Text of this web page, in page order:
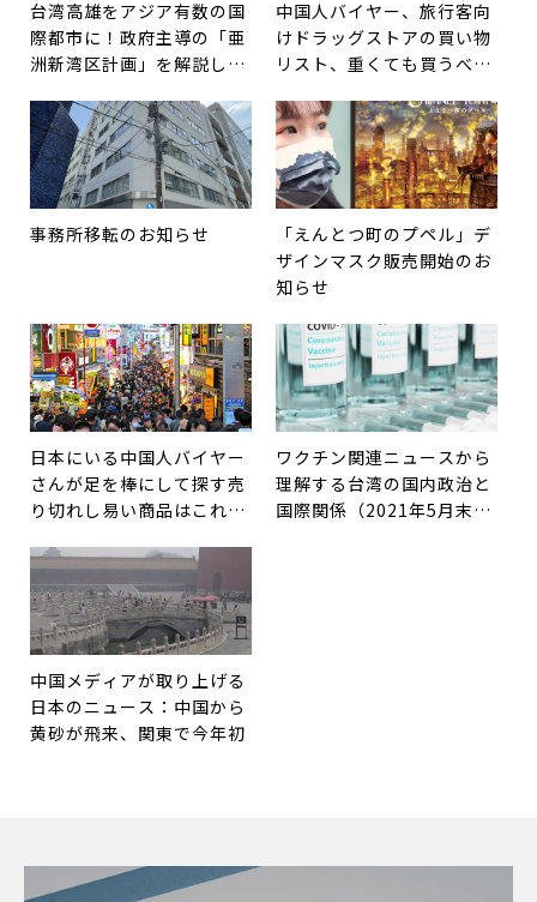
台湾高雄をアジア有数の国
際都市に！政府主導の「亜
洲新湾区計画」を解説しま
中国人バイヤー、旅行客向
けドラッグストアの買い物
リスト、重くても買うべき
事務所移転のお知らせ
「えんとつ町のプペル」デ
ザインマスク販売開始のお
知らせ
日本にいる中国人バイヤー
さんが足を棒にして探す売
り切れし易い商品はこれ
ワクチン関連ニュースから
理解する台湾の国内政治と
国際関係（2021年5月末の
中国メディアが取り上げる
日本のニュース：中国から
黄砂が飛来、関東で今年初